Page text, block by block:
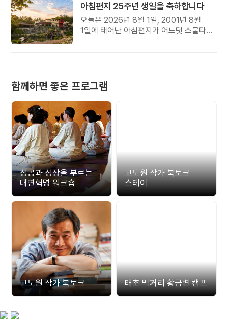
아침편지 25주년 생일을 축하합니다
오늘은 2026년 8월 1일, 2001년 8월
1일에 태어난 아침편지가 어느덧 스물다섯
함께하면 좋은 프로그램
성공과 성장을 부르는
내면혁명 워크숍
고도원 작가 북토크
스테이
고도원 작가 북토크 태초 먹거리 황금변 캠프